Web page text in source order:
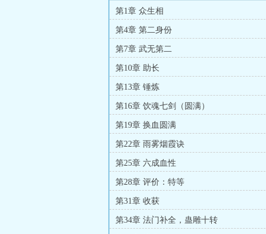
第1章 众生相
第4章 第二身份
第7章 武无第二
第10章 助长
第13章 锤炼
第16章 饮魂七剑（圆满）
第19章 换血圆满
第22章 雨雾烟霞诀
第25章 六成血性
第28章 评价：特等
第31章 收获
第34章 法门补全，蛊雕十转